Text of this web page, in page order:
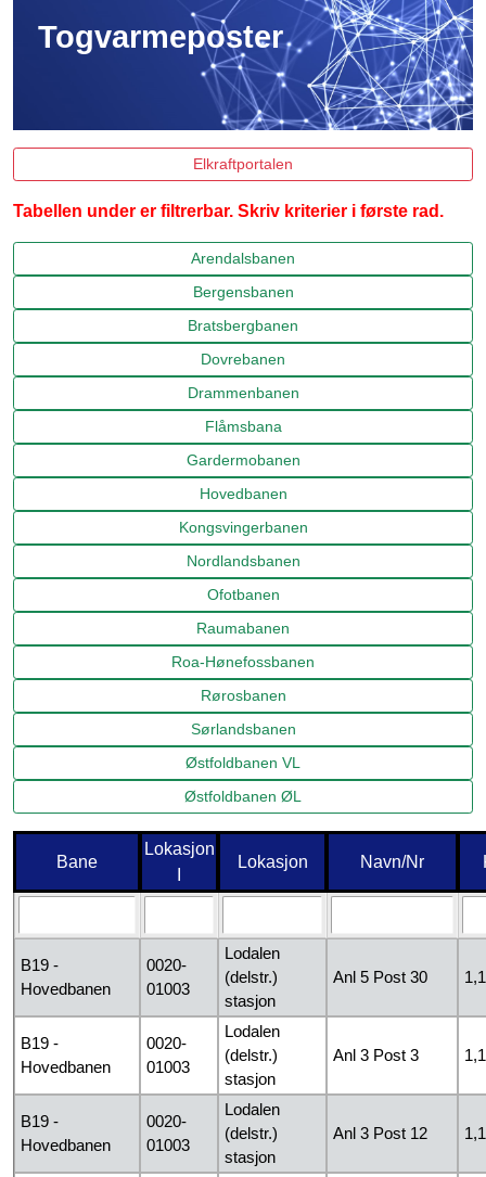
Togvarmeposter
Elkraftportalen
Tabellen under er filtrerbar. Skriv kriterier i første rad.
Arendalsbanen
Bergensbanen
Bratsbergbanen
Dovrebanen
Drammenbanen
Flåmsbana
Gardermobanen
Hovedbanen
Kongsvingerbanen
Nordlandsbanen
Ofotbanen
Raumabanen
Roa-Hønefossbanen
Rørosbanen
Sørlandsbanen
Østfoldbanen VL
Østfoldbanen ØL
Bane
Lokasjon
Lokasjon Navn/Nr
B19 -
Hovedbanen
0020-
01003
Lodalen
(delstr.)
stasjon
Anl 5 Post 30
B19 -
Hovedbanen
0020-
01003
Lodalen
(delstr.)
stasjon
Anl 3 Post 3
B19 -
Hovedbanen
0020-
01003
Lodalen
(delstr.)
stasjon
Anl 3 Post 12